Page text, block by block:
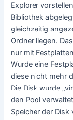
Explorer
Bibliothek
gleichzeitig
Ordner liegen.
nur mit
Wurde eine
diese nicht mehr
Die Disk wurde
den Pool
Speicher der